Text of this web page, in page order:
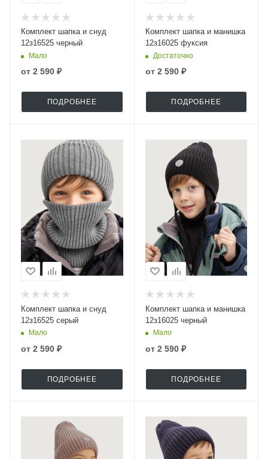
Комплект шапка и снуд
12з16525 черный
Мало
от 2 590 ₽
ПОДРОБНЕЕ
Комплект шапка и манишка
12з16025 фуксия
Достаточно
от 2 590 ₽
ПОДРОБНЕЕ
Комплект шапка и снуд
12з16525 серый
Мало
от 2 590 ₽
ПОДРОБНЕЕ
Комплект шапка и манишка
12з16025 черный
Мало
от 2 590 ₽
ПОДРОБНЕЕ